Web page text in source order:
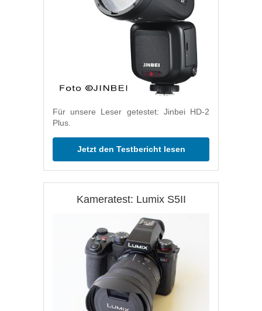
Für unsere Leser getestet: Jinbei HD-2
Plus.
Jetzt den Testbericht lesen
Kameratest: Lumix S5II